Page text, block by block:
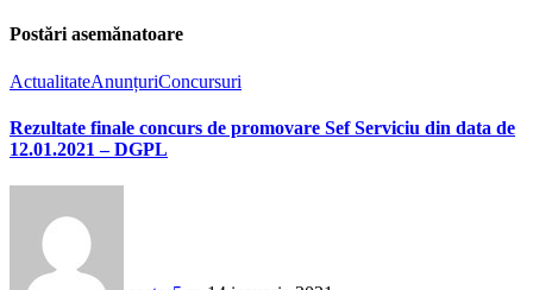
Postări asemănatoare
ActualitateAnunțuriConcursuri
Rezultate finale concurs de promovare Sef Serviciu din data de
12.01.2021 – DGPL